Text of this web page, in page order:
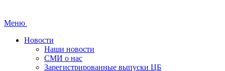
Меню
Новости
Наши новости
СМИ о нас
Зарегистрированные выпуски ЦБ